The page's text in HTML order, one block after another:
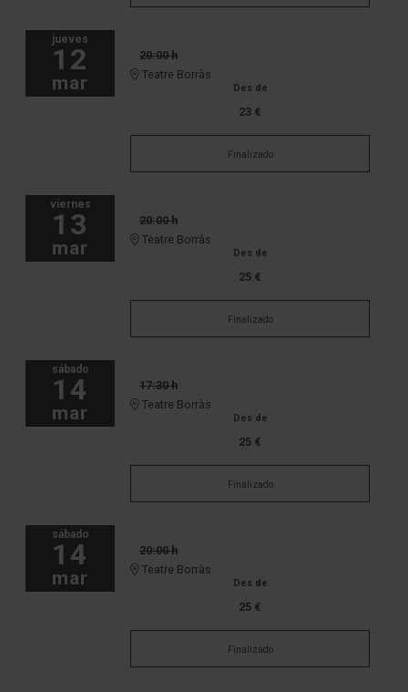
jueves
12
mar
20:00 h
Teatre Borràs
Des de
23 €
Finalizado
viernes
13
mar
20:00 h
Teatre Borràs
Des de
25 €
Finalizado
sábado
14
mar
17:30 h
Teatre Borràs
Des de
25 €
Finalizado
sábado
14
mar
20:00 h
Teatre Borràs
Des de
25 €
Finalizado